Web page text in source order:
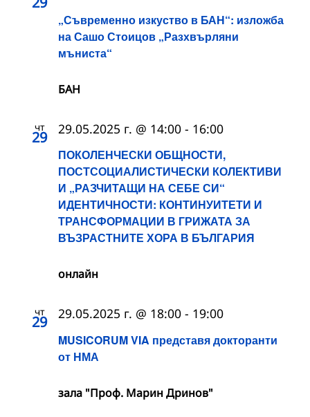
„Съвременно изкуство в БАН“: изложба
на Сашо Стоицов „Разхвърляни
мъниста“
БАН
чт
29
ПОКОЛЕНЧЕСКИ ОБЩНОСТИ,
ПОСТСОЦИАЛИСТИЧЕСКИ КОЛЕКТИВИ
И „РАЗЧИТАЩИ НА СЕБЕ СИ“
ИДЕНТИЧНОСТИ: КОНТИНУИТЕТИ И
ТРАНСФОРМАЦИИ В ГРИЖАТА ЗА
ВЪЗРАСТНИТЕ ХОРА В БЪЛГАРИЯ
29.05.2025 г. @ 14:00 - 16:00
онлайн
чт
29
MUSICORUM VIA представя докторанти
от НМА
29.05.2025 г. @ 18:00 - 19:00
зала "Проф. Марин Дринов"